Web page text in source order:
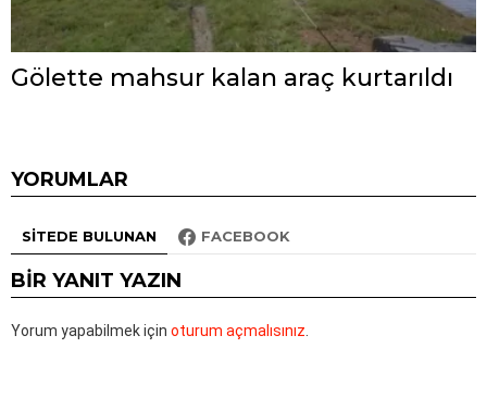
Gölette mahsur kalan araç kurtarıldı
YORUMLAR
SITEDE BULUNAN FACEBOOK
BIR YANIT YAZIN
Yorum yapabilmek için oturum açmalısınız